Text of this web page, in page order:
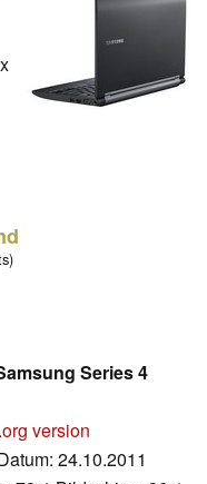
Series 4
version
24.10.2011